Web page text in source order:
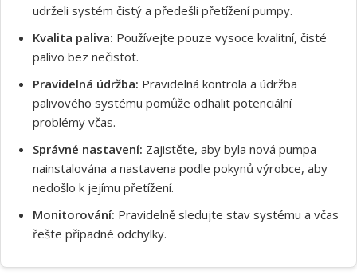
udrželi systém čistý a předešli přetížení pumpy.
Kvalita paliva: Používejte pouze vysoce kvalitní, čisté
palivo bez nečistot.
Pravidelná údržba: Pravidelná kontrola a údržba
palivového systému pomůže odhalit potenciální
problémy včas.
Správné nastavení: Zajistěte, aby byla nová pumpa
nainstalována a nastavena podle pokynů výrobce, aby
nedošlo k jejímu přetížení.
Monitorování: Pravidelně sledujte stav systému a včas
řešte případné odchylky.